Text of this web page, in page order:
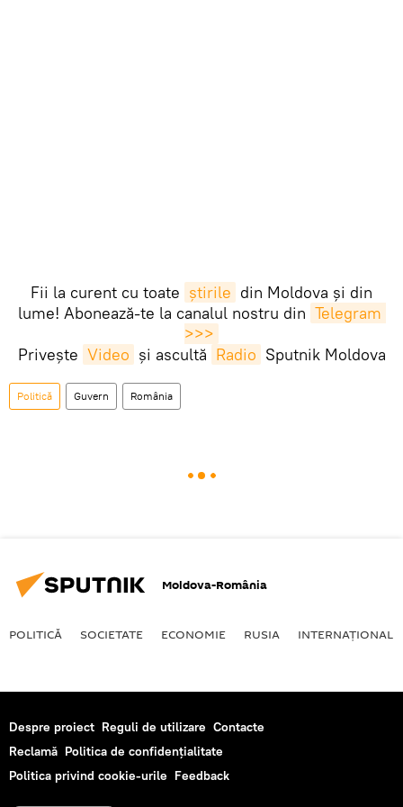
Fii la curent cu toate știrile din Moldova și din
lume! Abonează-te la canalul nostru din Telegram
>>>
Privește Video și ascultă Radio Sputnik Moldova
Politică Guvern România
Moldova-România
POLITICĂ SOCIETATE ECONOMIE RUSIA INTERNAŢIONAL
Despre proiect Reguli de utilizare Contacte
Reclamă Politica de confidențialitate
Politica privind cookie-urile Feedback